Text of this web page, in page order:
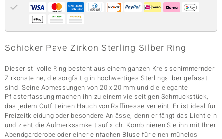
Classics
Schicker Pave Zirkon Sterling Silber Ring
Dieser stilvolle Ring besteht aus einem ganzen Kreis schimmernder
Zirkonsteine, die sorgfältig in hochwertiges Sterlingsilber gefasst
sind. Seine Abmessungen von 20 x 20 mm und die elegante
Pflasterfassung machen ihn zu einem vielseitigen Schmuckstück,
das jedem Outfit einen Hauch von Raffinesse verleiht. Er ist ideal für
Freizeitkleidung oder besondere Anlässe, denn er fängt das Licht ein
und zieht die Aufmerksamkeit auf sich. Kombinieren Sie ihn mit Ihrer
Abendgarderobe oder einer einfachen Bluse für einen mühelos